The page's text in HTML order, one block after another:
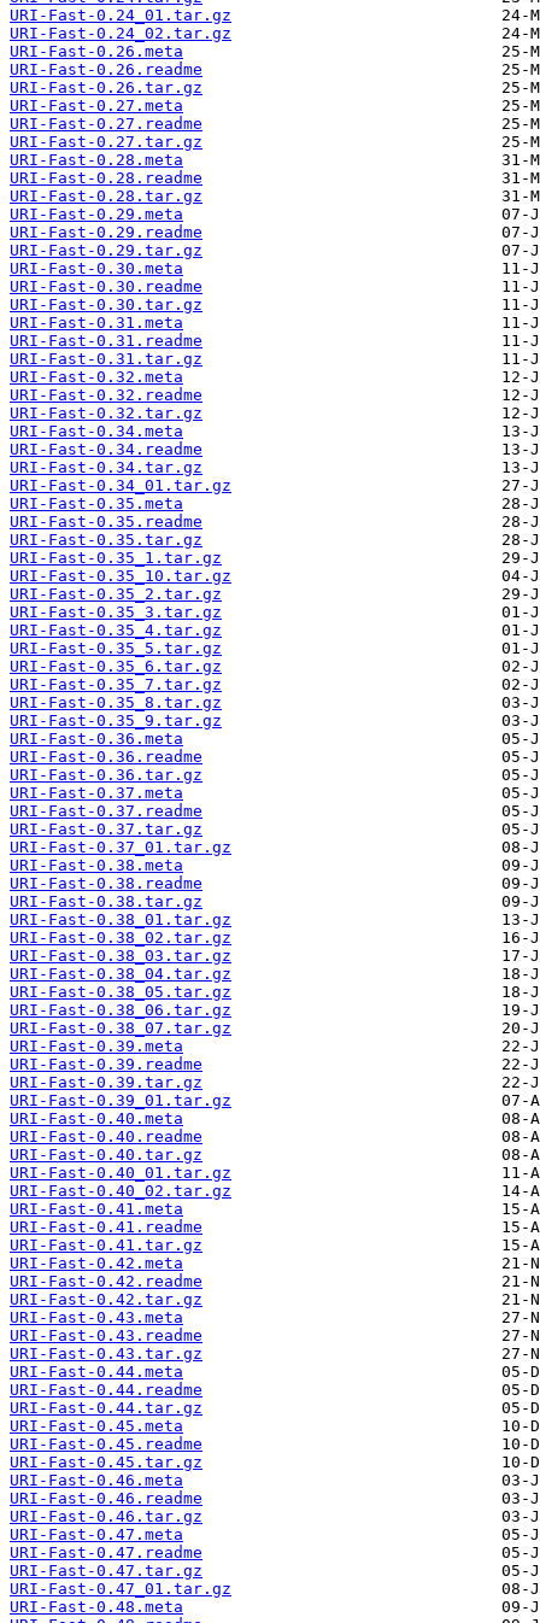
URI-Fast-0.24_01.tar.gz
URI-Fast-0.24_02.tar.gz
URI-Fast-0.26.meta
URI-Fast-0.26.readme
URI-Fast-0.26.tar.gz
URI-Fast-0.27.meta
URI-Fast-0.27.readme
URI-Fast-0.27.tar.gz
URI-Fast-0.28.meta
URI-Fast-0.28.readme
URI-Fast-0.28.tar.gz
URI-Fast-0.29.meta
URI-Fast-0.29.readme
URI-Fast-0.29.tar.gz
URI-Fast-0.30.meta
URI-Fast-0.30.readme
URI-Fast-0.30.tar.gz
URI-Fast-0.31.meta
URI-Fast-0.31.readme
URI-Fast-0.31.tar.gz
URI-Fast-0.32.meta
URI-Fast-0.32.readme
URI-Fast-0.32.tar.gz
URI-Fast-0.34.meta
URI-Fast-0.34.readme
URI-Fast-0.34.tar.gz
URI-Fast-0.34_01.tar.gz
URI-Fast-0.35.meta
URI-Fast-0.35.readme
URI-Fast-0.35.tar.gz
URI-Fast-0.35_1.tar.gz
URI-Fast-0.35_10.tar.gz
URI-Fast-0.35_2.tar.gz
URI-Fast-0.35_3.tar.gz
URI-Fast-0.35_4.tar.gz
URI-Fast-0.35_5.tar.gz
URI-Fast-0.35_6.tar.gz
URI-Fast-0.35_7.tar.gz
URI-Fast-0.35_8.tar.gz
URI-Fast-0.35_9.tar.gz
URI-Fast-0.36.meta
URI-Fast-0.36.readme
URI-Fast-0.36.tar.gz
URI-Fast-0.37.meta
URI-Fast-0.37.readme
URI-Fast-0.37.tar.gz
URI-Fast-0.37_01.tar.gz
URI-Fast-0.38.meta
URI-Fast-0.38.readme
URI-Fast-0.38.tar.gz
URI-Fast-0.38_01.tar.gz
URI-Fast-0.38_02.tar.gz
URI-Fast-0.38_03.tar.gz
URI-Fast-0.38_04.tar.gz
URI-Fast-0.38_05.tar.gz
URI-Fast-0.38_06.tar.gz
URI-Fast-0.38_07.tar.gz
URI-Fast-0.39.meta
URI-Fast-0.39.readme
URI-Fast-0.39.tar.gz
URI-Fast-0.39_01.tar.gz
URI-Fast-0.40.meta
URI-Fast-0.40.readme
URI-Fast-0.40.tar.gz
URI-Fast-0.40_01.tar.gz
URI-Fast-0.40_02.tar.gz
URI-Fast-0.41.meta
URI-Fast-0.41.readme
URI-Fast-0.41.tar.gz
URI-Fast-0.42.meta
URI-Fast-0.42.readme
URI-Fast-0.42.tar.gz
URI-Fast-0.43.meta
URI-Fast-0.43.readme
URI-Fast-0.43.tar.gz
URI-Fast-0.44.meta
URI-Fast-0.44.readme
URI-Fast-0.44.tar.gz
URI-Fast-0.45.meta
URI-Fast-0.45.readme
URI-Fast-0.45.tar.gz
URI-Fast-0.46.meta
URI-Fast-0.46.readme
URI-Fast-0.46.tar.gz
URI-Fast-0.47.meta
URI-Fast-0.47.readme
URI-Fast-0.47.tar.gz
URI-Fast-0.47_01.tar.gz
URI-Fast-0.48.meta